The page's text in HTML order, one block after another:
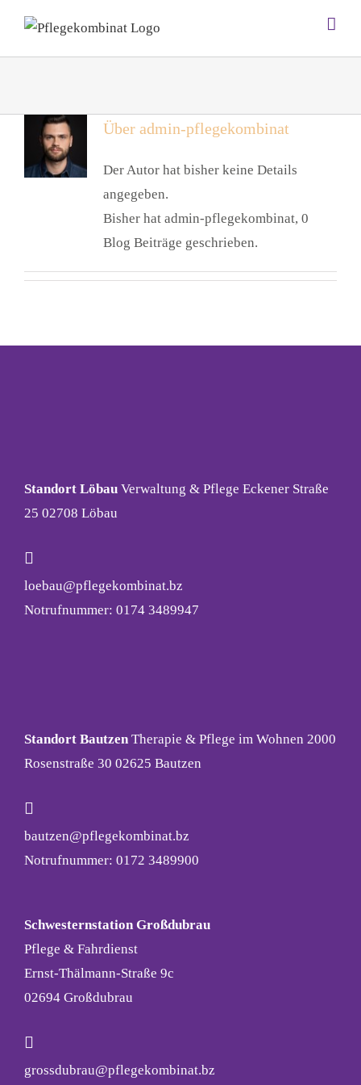
springen
Über admin-pflegekombinat
Der Autor hat bisher keine Details
angegeben.
Bisher hat admin-pflegekombinat, 0
Blog Beiträge geschrieben.
Standort Löbau Verwaltung & Pflege Eckener Straße
25 02708 Löbau
loebau@pflegekombinat.bz
Notrufnummer: 0174 3489947
Standort Bautzen Therapie & Pflege im Wohnen 2000
Rosenstraße 30 02625 Bautzen
bautzen@pflegekombinat.bz
Notrufnummer: 0172 3489900
Schwesternstation Großdubrau
Pflege & Fahrdienst
Ernst-Thälmann-Straße 9c
02694 Großdubrau
grossdubrau@pflegekombinat.bz